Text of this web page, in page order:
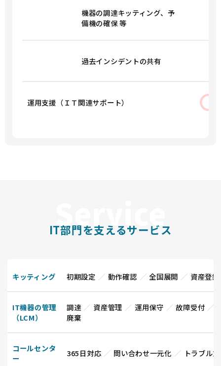
機器の調達キッティング、予
備機の確保 等
過去インシデントの共有
運用支援（ＩＴ関連サポート）
IT部門を支えるサービス
キッティング 初期設定 動作確認 全国展開 資産登録
IT機器の管理
（LCM）
調達 資産管理 運用保守 故障受付
廃棄
コールセンタ
ー
365日対応 問い合わせ一元化 トラブル